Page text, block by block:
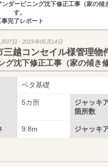
ダーピニング沈下修正工事（家の傾
す。
事完了レポート
07日 - 2019年05月14日
三越コンセイル様管理物
グ沈下修正工事（家の傾き
ベタ基礎
5カ所
ジャッキ
箇所数
9.8m ジャッキ